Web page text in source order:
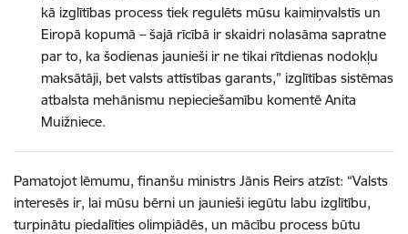
kā izglītības process tiek regulēts mūsu kaimiņvalstīs un
Eiropā kopumā – šajā rīcībā ir skaidri nolasāma sapratne
par to, ka šodienas jaunieši ir ne tikai rītdienas nodokļu
maksātāji, bet valsts attīstības garants,” izglītības sistēmas
atbalsta mehānismu nepieciešamību komentē Anita
Muižniece.
Pamatojot lēmumu, finanšu ministrs Jānis Reirs atzīst: “Valsts
interesēs ir, lai mūsu bērni un jaunieši iegūtu labu izglītību,
turpinātu piedalīties olimpiādēs, un mācību process būtu